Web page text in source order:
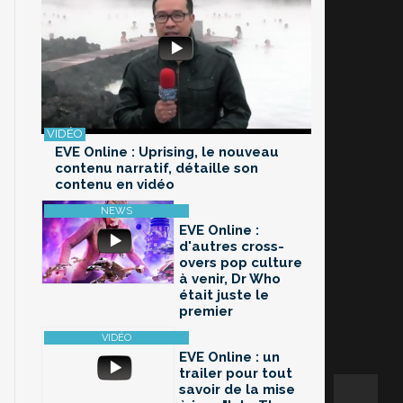
EVE Online : Uprising, le nouveau
contenu narratif, détaille son
contenu en vidéo
EVE Online :
d'autres cross-
overs pop culture
à venir, Dr Who
était juste le
premier
EVE Online : un
trailer pour tout
savoir de la mise